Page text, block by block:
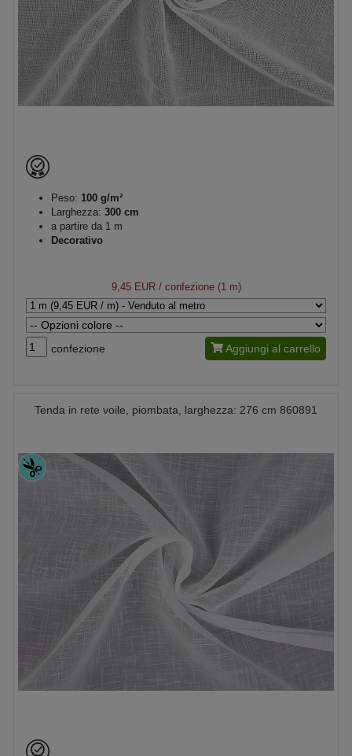
Peso: 100 g/m²
Larghezza: 300 cm
a partire da 1 m
Decorativo
9,45 EUR/ confezione (1 m)
confezione Aggiungi al carrello
Tenda in rete voile, piombata, larghezza: 276 cm 860891